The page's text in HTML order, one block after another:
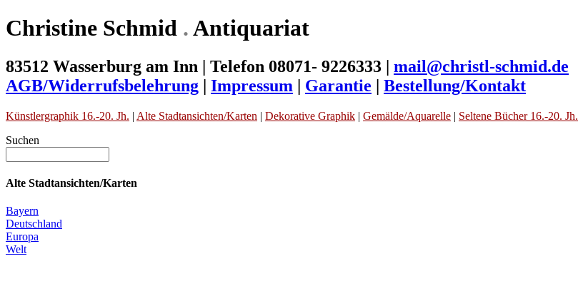
Christine Schmid .Antiquariat
83512 Wasserburg am Inn | Telefon 08071- 9226333 | mail@christl-schmid.de
AGB/Widerrufsbelehrung | Impressum | Garantie | Bestellung/Kontakt
Künstlergraphik 16.-20. Jh. | Alte Stadtansichten/Karten | Dekorative Graphik | Gemälde/Aquarelle | Seltene Bücher 16.-20. Jh.
Suchen
Alte Stadtansichten/Karten
Bayern
Deutschland
Europa
Welt